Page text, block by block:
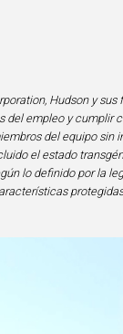
Hudson y
del empleo y cumplir
del equipo sin
el estado
lo definido por la